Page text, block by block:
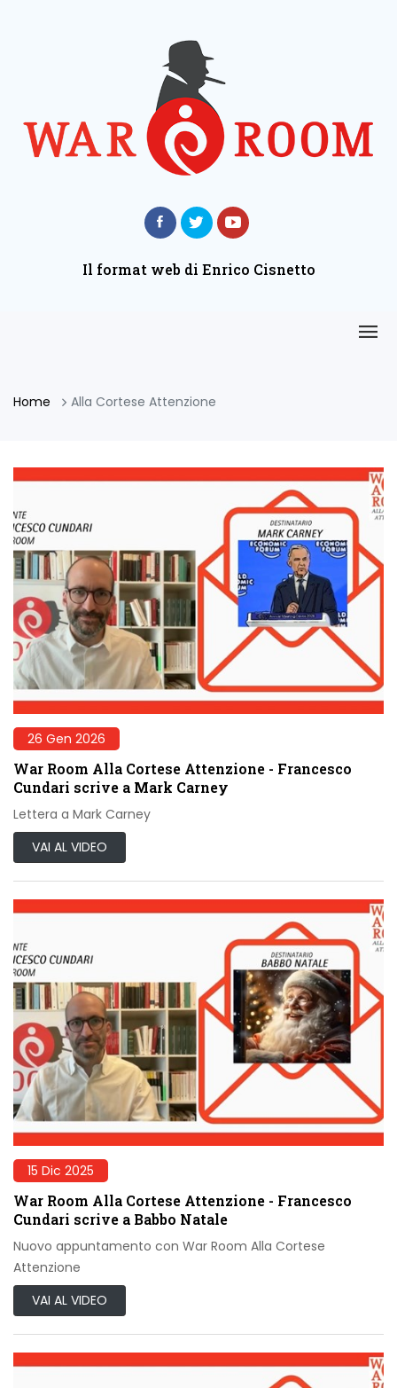
Il format web di Enrico Cisnetto
Home Alla Cortese Attenzione
26 Gen 2026
War Room Alla Cortese Attenzione - Francesco
Cundari scrive a Mark Carney
Lettera a Mark Carney
VAI AL VIDEO
15 Dic 2025
War Room Alla Cortese Attenzione - Francesco
Cundari scrive a Babbo Natale
Nuovo appuntamento con War Room Alla Cortese
Attenzione
VAI AL VIDEO